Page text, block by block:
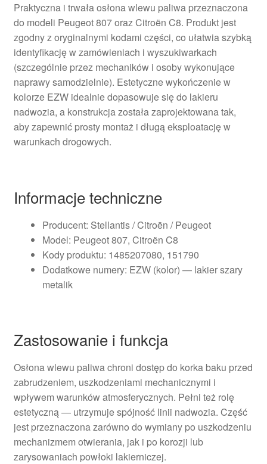
Praktyczna i trwała osłona wlewu paliwa przeznaczona
do modeli Peugeot 807 oraz Citroën C8. Produkt jest
zgodny z oryginalnymi kodami części, co ułatwia szybką
identyfikację w zamówieniach i wyszukiwarkach
(szczególnie przez mechaników i osoby wykonujące
naprawy samodzielnie). Estetyczne wykończenie w
kolorze EZW idealnie dopasowuje się do lakieru
nadwozia, a konstrukcja została zaprojektowana tak,
aby zapewnić prosty montaż i długą eksploatację w
warunkach drogowych.
Informacje techniczne
Producent: Stellantis / Citroën / Peugeot
Model: Peugeot 807, Citroën C8
Kody produktu: 1485207080, 151790
Dodatkowe numery: EZW (kolor) — lakier szary
metalik
Zastosowanie i funkcja
Osłona wlewu paliwa chroni dostęp do korka baku przed
zabrudzeniem, uszkodzeniami mechanicznymi i
wpływem warunków atmosferycznych. Pełni też rolę
estetyczną — utrzymuje spójność linii nadwozia. Część
jest przeznaczona zarówno do wymiany po uszkodzeniu
mechanizmem otwierania, jak i po korozji lub
zarysowaniach powłoki lakierniczej.